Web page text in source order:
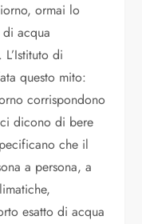
ormai lo
acqua
di
questo mito:
corrispondono
dicono di bere
che il
a persona, a
esatto di acqua